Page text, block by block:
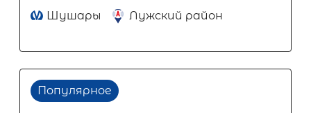
Шушары Лужский район
Популярное